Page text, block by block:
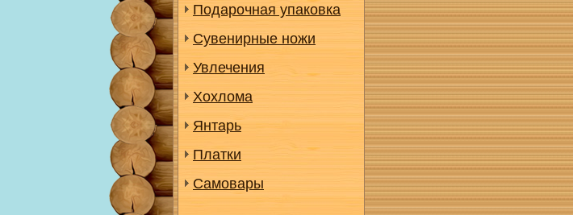
Подарочная упаковка
Сувенирные ножи
Увлечения
Хохлома
Янтарь
Платки
Самовары